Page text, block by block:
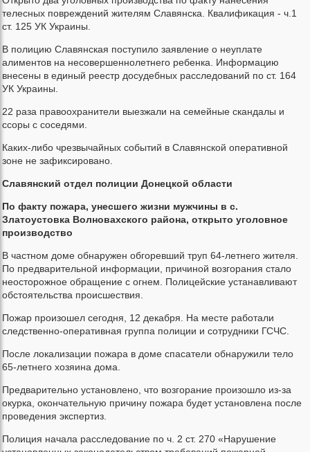
телесных повреждений жителям Славянска. Квалификация - ч.1
ст. 125 УК Украины.
В полицию Славянская поступило заявление о неуплате
алиментов на несовершеннолетнего ребенка. Информацию
внесены в единый реестр досудебных расследований по ст. 164
УК Украины.
22 раза правоохранители выезжали на семейные скандалы и
ссоры с соседями.
Каких-либо чрезвычайных событий в Славянской оперативной
зоне не зафиксировано.
Славянский отдел полиции Донецкой области
По факту пожара, унесшего жизни мужчины в с.
Златоустовка Волновахского района, открыто уголовное
производство
В частном доме обнаружен обгоревший труп 64-летнего жителя.
По предварительной информации, причиной возгорания стало
неосторожное обращение с огнем. Полицейские устанавливают
обстоятельства происшествия.
Пожар произошел сегодня, 12 декабря. На месте работали
следственно-оперативная группа полиции и сотрудники ГСЧС.
После локализации пожара в доме спасатели обнаружили тело
65-летнего хозяина дома.
Предварительно установлено, что возгорание произошло из-за
окурка, окончательную причину пожара будет установлена после
проведения экспертиз.
Полиция начала расследование по ч. 2 ст. 270 «Нарушение